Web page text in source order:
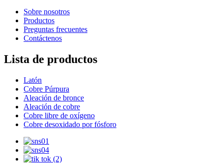
Sobre nosotros
Productos
Preguntas frecuentes
Contáctenos
Lista de productos
Latón
Cobre Púrpura
Aleación de bronce
Aleación de cobre
Cobre libre de oxígeno
Cobre desoxidado por fósforo